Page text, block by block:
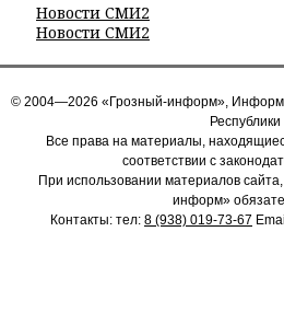
Новости СМИ2
Новости СМИ2
© 2004—2026 «Грозный-информ»,
Республики
Все права на материалы,
соответствии с
При использовании материалов
информ»
Контакты: тел: 8 (938) 019-73-67